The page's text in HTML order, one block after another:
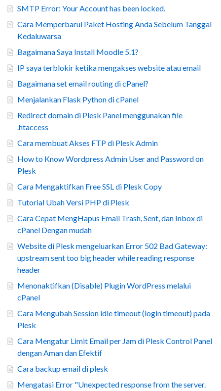
SMTP Error: Your Account has been locked.
Cara Memperbarui Paket Hosting Anda Sebelum Tanggal
Kedaluwarsa
Bagaimana Saya Install Moodle 5.1?
IP saya terblokir ketika mengakses website atau email
Bagaimana set email routing di cPanel?
Menjalankan Flask Python di cPanel
Redirect domain di Plesk Panel menggunakan file
.htaccess
Cara membuat Akses FTP di Plesk Admin
How to Know Wordpress Admin User and Password on
Plesk
Cara Mengaktifkan Free SSL di Plesk Copy
Tutorial Ubah Versi PHP di Plesk
Cara Cepat MengHapus Email Trash, Sent, dan Inbox di
cPanel Dengan mudah
Website di Plesk mengeluarkan Error 502 Bad Gateway:
upstream sent too big header while reading response
header
Menonaktifkan (Disable) Plugin WordPress melalui
cPanel
Cara Mengubah Session idle timeout (login timeout) pada
Plesk
Cara Mengatur Limit Email per Jam di Plesk Control Panel
dengan Aman dan Efektif
Cara backup email di plesk
Mengatasi Error "Unexpected response from the server.